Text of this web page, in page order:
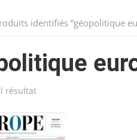
identifiés “géopolitique
résultat